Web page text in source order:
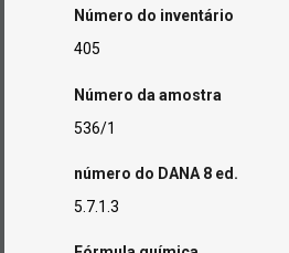
Número do inventário
405
Número da amostra
536/1
número do DANA 8 ed.
5.7.1.3